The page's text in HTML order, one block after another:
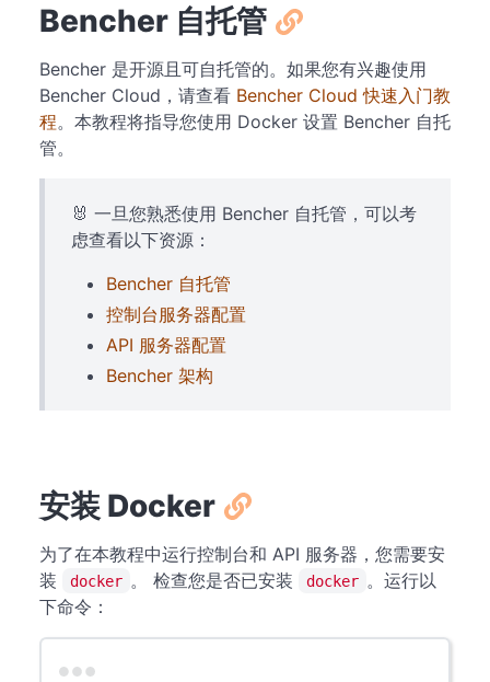
Bencher 自托管
Bencher 是开源且可自托管的。如果您有兴趣使用
Bencher Cloud，请查看 Bencher Cloud 快速入门教
程。本教程将指导您使用 Docker 设置 Bencher 自托
管。
🐰 一旦您熟悉使用 Bencher 自托管，可以考
虑查看以下资源：
Bencher 自托管
控制台服务器配置
API 服务器配置
Bencher 架构
安装 Docker
为了在本教程中运行控制台和 API 服务器，您需要安
装
docker 。 检查您是否已安装 docker 。运行以
下命令：